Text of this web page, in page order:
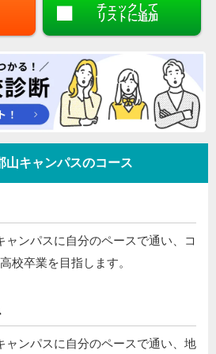
チェックして
リストに追加
キャンパスのコース
ャンパスに自分のペースで通い、コ
校卒業を目指します。
ャンパスに自分のペースで通い、地